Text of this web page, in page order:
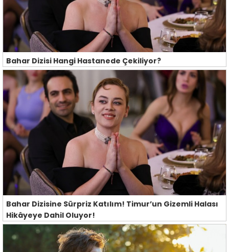
Bahar Dizisi Hangi Hastanede Çekiliyor?
Bahar Dizisine Sürpriz Katılım! Timur’un Gizemli Halası
Hikâyeye Dahil Oluyor!